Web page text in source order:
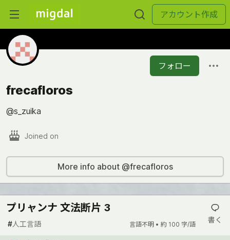
アカウント作成
フォロー
frecafloros
@s_zuika
Joined on
More info about @frecafloros
プリャンナ 文法断片 3
#人工言語 言語不明 • 約 100 字/語
書く